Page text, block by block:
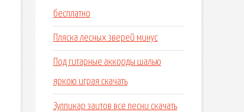
бесплатно
Пляска лесных зверей минус
Под гитарные аккорды шалью
яркою играя скачать
Зулпикар заитов все песни скачать